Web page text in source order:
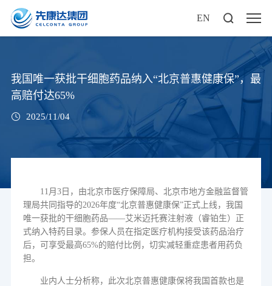
EN
我国唯一获批干细胞药品纳入“北京普惠健康保”，最
高赔付达65%
2025/11/04
11月 3日，由北京市医疗保障局、北京市地方金融监督管
理局共同指导的2026年度“北京普惠健康保”正式上线，我国
唯一获批的干细胞药品——艾米迈托赛注射液（睿铂生）
正
式纳入特药目录。参保人员在指定医疗机构接受该药品治疗
后，可享受最高65%的赔付比例，切实减轻重症患者用药负
担。
业内人士分析称，此次北京普惠健康保将我国首款也是